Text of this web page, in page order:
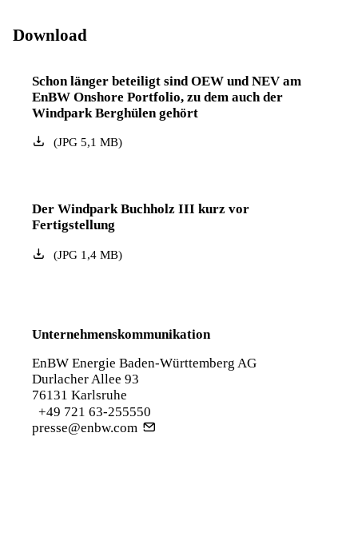
Download
Schon länger beteiligt sind OEW und NEV am
EnBW Onshore Portfolio, zu dem auch der
Windpark Berghülen gehört
(JPG5,1 MB)
Der Windpark Buchholz III kurz vor
Fertigstellung
(JPG1,4 MB)
Unternehmenskommunikation
EnBW Energie Baden-Württemberg AG
Durlacher Allee 93
76131 Karlsruhe
+49 721 63-255550
presse@enbw.com